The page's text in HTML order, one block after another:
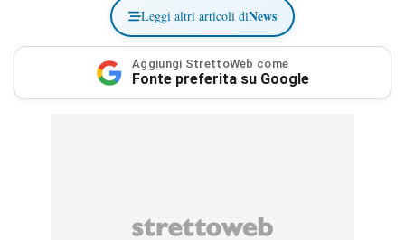
Leggi altri articoli diNews
Aggiungi StrettoWeb come
Fonte preferita su Google